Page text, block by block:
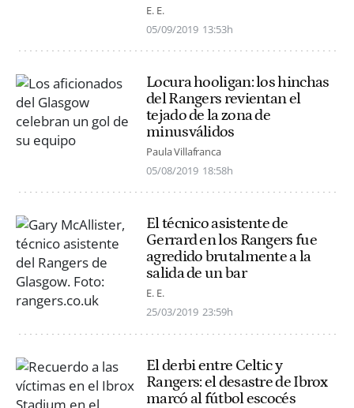
E. E.
05/09/2019 13:53h
Locura hooligan: los hinchas
del Rangers revientan el
tejado de la zona de
minusválidos
Paula Villafranca
05/08/2019 18:58h
El técnico asistente de
Gerrard en los Rangers fue
agredido brutalmente a la
salida de un bar
E. E.
25/03/2019 23:59h
El derbi entre Celtic y
Rangers: el desastre de Ibrox
marcó al fútbol escocés